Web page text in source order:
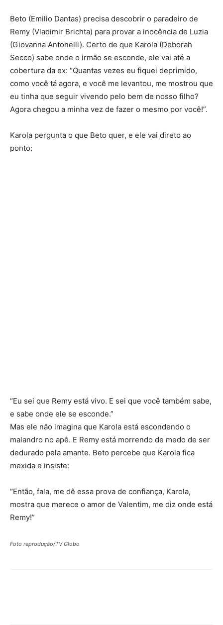
Beto (Emilio Dantas) precisa descobrir o paradeiro de
Remy (Vladimir Brichta) para provar a inocência de Luzia
(Giovanna Antonelli). Certo de que Karola (Deborah
Secco) sabe onde o irmão se esconde, ele vai até a
cobertura da ex: “Quantas vezes eu fiquei deprimido,
como você tá agora, e você me levantou, me mostrou que
eu tinha que seguir vivendo pelo bem de nosso filho?
Agora chegou a minha vez de fazer o mesmo por você!”.
Karola pergunta o que Beto quer, e ele vai direto ao
ponto:
“Eu sei que Remy está vivo. E sei que você também sabe,
e sabe onde ele se esconde.”
Mas ele não imagina que Karola está escondendo o
malandro no apê. E Remy está morrendo de medo de ser
dedurado pela amante. Beto percebe que Karola fica
mexida e insiste:
“Então, fala, me dê essa prova de confiança, Karola,
mostra que merece o amor de Valentim, me diz onde está
Remy!”
Foto reprodução/TV Globo